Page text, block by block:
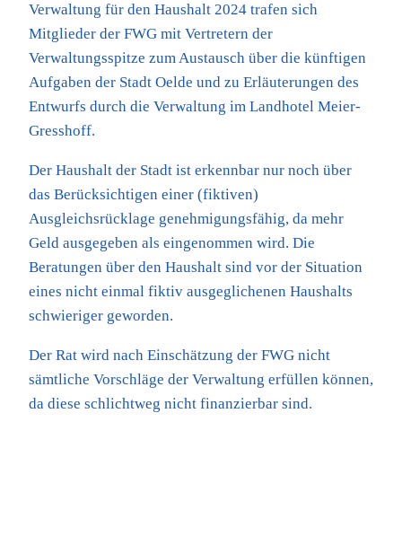
Verwaltung für den Haushalt 2024 trafen sich
Mitglieder der FWG mit Vertretern der
Verwaltungsspitze zum Austausch über die künftigen
Aufgaben der Stadt Oelde und zu Erläuterungen des
Entwurfs durch die Verwaltung im Landhotel Meier-
Gresshoff.
Der Haushalt der Stadt ist erkennbar nur noch über
das Berücksichtigen einer (fiktiven)
Ausgleichsrücklage genehmigungsfähig, da mehr
Geld ausgegeben als eingenommen wird. Die
Beratungen über den Haushalt sind vor der Situation
eines nicht einmal fiktiv ausgeglichenen Haushalts
schwieriger geworden.
Der Rat wird nach Einschätzung der FWG nicht
sämtliche Vorschläge der Verwaltung erfüllen können,
da diese schlichtweg nicht finanzierbar sind.